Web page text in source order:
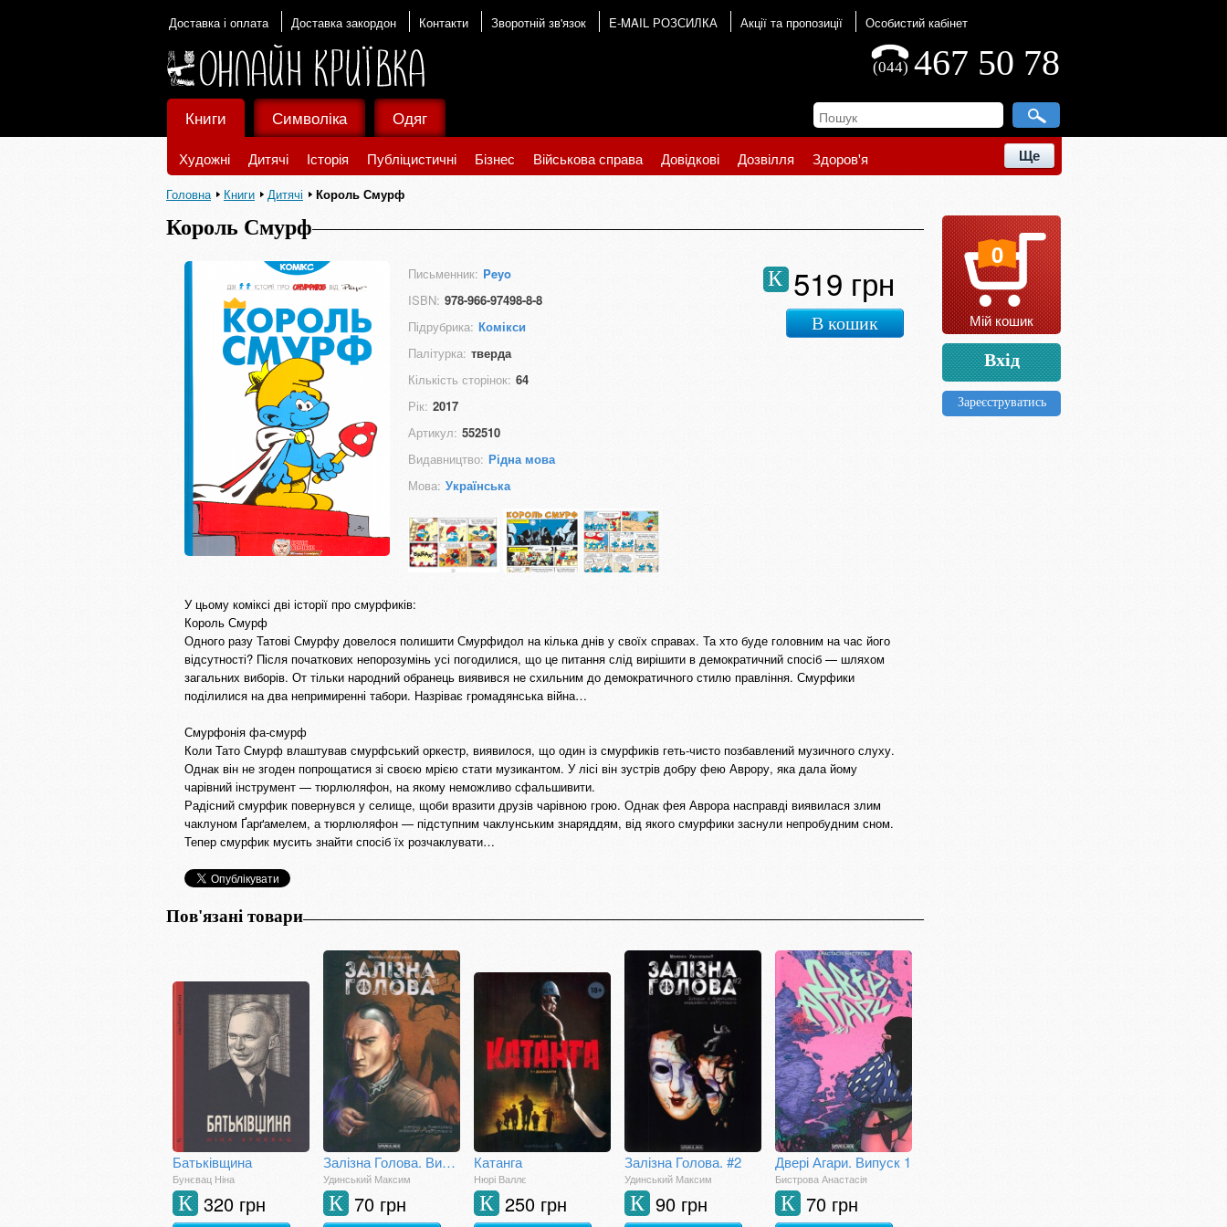
Доставка і оплата Доставка закордон Контакти Зворотній зв'язок E-MAIL РОЗСИЛКА Акції та пропозиції Особистий кабінет
467 50 78
(044)
Книги
Художні Дитячі Історія Публіцистичні Бізнес Військова справа Довідкові Дозвілля Здоров'я Ще
Символіка Одяг
Головна Книги Дитячі Король Смурф
Король Смурф
Письменник: Peyo
ISBN: 978-966-97498-8-8
Підрубрика: Комікси
Палітурка: тверда
Кількість сторінок: 64
Рік: 2017
Артикул: 552510
Видавництво: Рідна мова
Мова: Українська
519 грн
К
В кошик
У цьому коміксі дві історії про смурфиків:
Король Смурф
Одного разу Татові Смурфу довелося полишити Смурфидол на кілька днів у своїх справах. Та хто буде головним на час його
відсутності? Після початкових непорозумінь усі погодилися, що це питання слід вирішити в демократичний спосіб — шляхом
загальних виборів. От тільки народний обранець виявився не схильним до демократичного стилю правління. Смурфики
поділилися на два непримиренні табори. Назріває громадянська війна…
Смурфонія фа-смурф
Коли Тато Смурф влаштував смурфський оркестр, виявилося, що один із смурфиків геть-чисто позбавлений музичного слуху.
Однак він не згоден попрощатися зі своєю мрією стати музикантом. У лісі він зустрів добру фею Аврору, яка дала йому
чарівний інструмент — тюрлюляфон, на якому неможливо сфальшивити.
Радісний смурфик повернувся у селище, щоби вразити друзів чарівною грою. Однак фея Аврора насправді виявилася злим
чаклуном Ґарґамелем, а тюрлюляфон — підступним чаклунським знаряддям, від якого смурфики заснули непробудним сном.
Тепер смурфик мусить знайти спосіб їх розчаклувати…
Пов'язані товари
Батьківщина
Бунєвац Ніна
320 грн
К
Залізна Голова. Випуск #1
Удинський Максим
70 грн
К
Катанга
Нюрі Валлє
250 грн
К
Залізна Голова. #2
Удинський Максим
90 грн
К
Двері Агари. Випуск 1
Бистрова Анастасія
70 грн
К
0
Мій кошик
Вхід
Зареєструватись